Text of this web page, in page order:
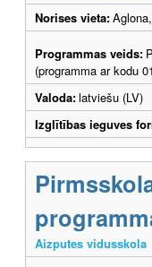
Norises vieta:
Programmas veids:
(programma ar kodu
Valoda:latviešu (LV)
Izglītības ieguves
Aizputes vidusskola